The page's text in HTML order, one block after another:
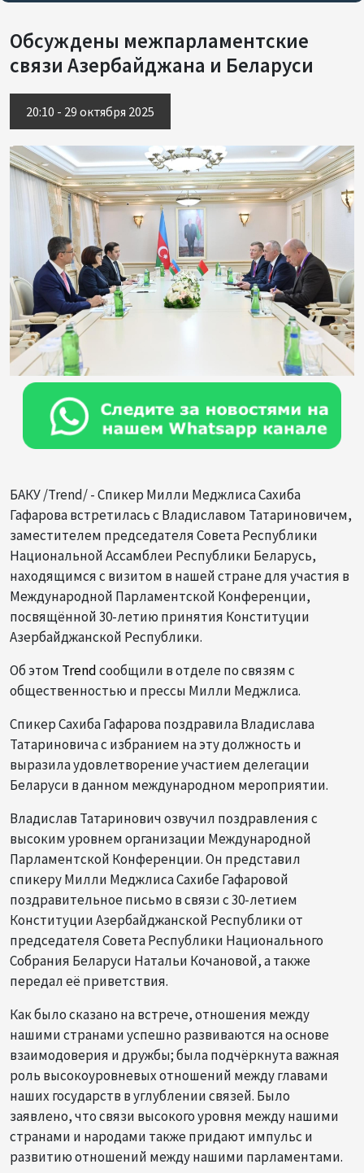
Обсуждены межпарламентские
связи Азербайджана и Беларуси
20:10 - 29 октября 2025
БАКУ /Trend/ - Спикер Милли Меджлиса Сахиба
Гафарова встретилась с Владиславом Татариновичем,
заместителем председателя Совета Республики
Национальной Ассамблеи Республики Беларусь,
находящимся с визитом в нашей стране для участия в
Международной Парламентской Конференции,
посвящённой 30-летию принятия Конституции
Азербайджанской Республики.
Об этом Trendсообщили в отделе по связям с
общественностью и прессы Милли Меджлиса.
Спикер Сахиба Гафарова поздравила Владислава
Татариновича с избранием на эту должность и
выразила удовлетворение участием делегации
Беларуси в данном международном мероприятии.
Владислав Татаринович озвучил поздравления с
высоким уровнем организации Международной
Парламентской Конференции. Он представил
спикеру Милли Меджлиса Сахибе Гафаровой
поздравительное письмо в связи с 30-летием
Конституции Азербайджанской Республики от
председателя Совета Республики Национального
Собрания Беларуси Натальи Кочановой, а также
передал её приветствия.
Как было сказано на встрече, отношения между
нашими странами успешно развиваются на основе
взаимодоверия и дружбы; была подчёркнута важная
роль высокоуровневых отношений между главами
наших государств в углублении связей. Было
заявлено, что связи высокого уровня между нашими
странами и народами также придают импульс и
развитию отношений между нашими парламентами.